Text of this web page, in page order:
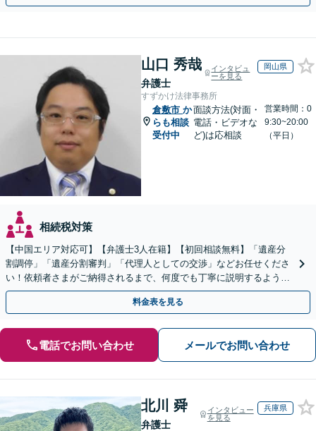
山口 秀哉
弁護士
インタビュ
ーを見る
岡山県
すずかけ法律事務所
倉敷市 か
らも相談
受付中
面談方法(対面・
電話・ビデオな
ど)は応相談
営業時間：0
9:30~20:00
（平日）
相続税対策
【中国エリア対応可】【弁護士3人在籍】【初回相談無料】「遺産分
割調停」「遺産分割審判」「代理人としての交渉」などお任せくださ
い！依頼者さまがご納得されるまで、何度でも丁寧に説明するよう心
掛けています【土日祝／夜間対応可】【当日／電話相談可】
料金表を見る
電話でお問い合わせ メールでお問い合わせ
北川 舜
弁護士
インタビュー
を見る
兵庫県